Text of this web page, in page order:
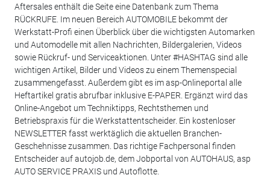
Aftersales enthält die Seite eine Datenbank zum Thema
RÜCKRUFE. Im neuen Bereich AUTOMOBILE bekommt der
Werkstatt-Profi einen Überblick über die wichtigsten Automarken
und Automodelle mit allen Nachrichten, Bildergalerien, Videos
sowie Rückruf- und Serviceaktionen. Unter #HASHTAG sind alle
wichtigen Artikel, Bilder und Videos zu einem Themenspecial
zusammengefasst. Außerdem gibt es im asp-Onlineportal alle
Heftartikel gratis abrufbar inklusive E-PAPER. Ergänzt wird das
Online-Angebot um Techniktipps, Rechtsthemen und
Betriebspraxis für die Werkstattentscheider. Ein kostenloser
NEWSLETTER fasst werktäglich die aktuellen Branchen-
Geschehnisse zusammen. Das richtige Fachpersonal finden
Entscheider auf autojob.de, dem Jobportal von AUTOHAUS, asp
AUTO SERVICE PRAXIS und Autoflotte.